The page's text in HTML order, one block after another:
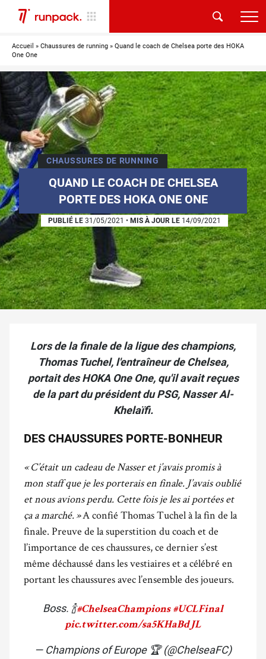
Accueil » Chaussures de running » Quand le coach de Chelsea porte des HOKA
One One
CHAUSSURES DE RUNNING
QUAND LE COACH DE CHELSEA
PORTE DES HOKA ONE ONE
PUBLIÉ LE 31/05/2021 • MIS À JOUR LE 14/09/2021
Lors de la finale de la ligue des champions,
Thomas Tuchel, l'entraîneur de Chelsea,
portait des HOKA One One, qu'il avait reçues
de la part du président du PSG, Nasser Al-
Khelaïfi.
DES CHAUSSURES PORTE-BONHEUR
« C’était un cadeau de Nasser et j’avais promis à
mon staff que je les porterais en finale. J’avais oublié
et nous avions perdu. Cette fois je les ai portées et
ça a marché. »A confié Thomas Tuchel à la fin de la
finale. Preuve de la superstition du coach et de
l’importance de ces chaussures, ce dernier s’est
même déchaussé dans les vestiaires et a célébré en
portant les chaussures avec l’ensemble des joueurs.
Boss. 🍾#ChelseaChampions #UCLFinal
pic.twitter.com/sa5KHaBdJL
— Champions of Europe 🏆 (@ChelseaFC)